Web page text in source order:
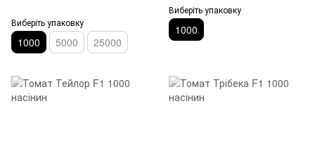
Виберіть упаковку
1000 5000 25000
Виберіть упаковку
1000